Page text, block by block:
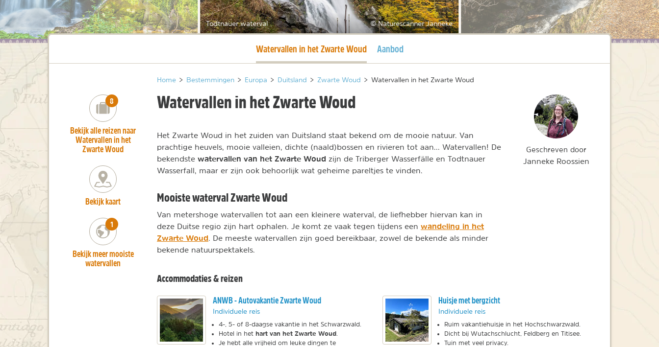
Todtnauer waterval © Naturescanner Janneke
Huidige pagina
Watervallen in het Zwarte Woud Aanbod
Home > Bestemmingen > Europa > Duitsland > Zwarte Woud > Watervallen in het Zwarte Woud
Watervallen in het Zwarte Woud
Het Zwarte Woud in het zuiden van Duitsland staat bekend om de mooie natuur. Van
prachtige heuvels, mooie valleien, dichte (naald)bossen en rivieren tot aan... Watervallen! De
bekendste watervallen van het Zwarte Woud zijn de Triberger Wasserfälle en Todtnauer
Wasserfall, maar er zijn ook behoorlijk wat geheime pareltjes te vinden.
Mooiste waterval Zwarte Woud
Van metershoge watervallen tot aan een kleinere waterval, de liefhebber hiervan kan in
deze Duitse regio zijn hart ophalen. Je komt ze vaak tegen tijdens een wandeling in het
Zwarte Woud. De meeste watervallen zijn goed bereikbaar, zowel de bekende als minder
bekende natuurspektakels.
Accommodaties & reizen
ANWB - Autovakantie Zwarte Woud
Individuele reis
4-, 5- of 8-daagse vakantie in het Schwarzwald.
Hotel in het hart van het Zwarte Woud
Je hebt alle vrijheid om leuke dingen te
Huisje met bergzicht
Individuele reis
Ruim vakantiehuisje in het Hochschwarzwald.
Dicht bij Wutachschlucht, Feldberg en Titisee.
Tuin met veel privacy.
number_of_trips:
8
Bekijk alle reizen naar
Watervallen in het
Zwarte Woud
Bekijk kaart
number_of_trips:
1
Bekijk meer mooiste
watervallen
Geschreven door
Janneke Roossien